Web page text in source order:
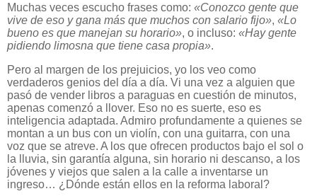
Muchas veces escucho frases como: «Conozco gente que
vive de eso y gana más que muchos con salario fijo», «Lo
bueno es que manejan su horario», o incluso: «Hay gente
pidiendo limosna que tiene casa propia».
Pero al margen de los prejuicios, yo los veo como
verdaderos genios del día a día. Vi una vez a alguien que
pasó de vender libros a paraguas en cuestión de minutos,
apenas comenzó a llover. Eso no es suerte, eso es
inteligencia adaptada. Admiro profundamente a quienes se
montan a un bus con un violín, con una guitarra, con una
voz que se atreve. A los que ofrecen productos bajo el sol o
la lluvia, sin garantía alguna, sin horario ni descanso, a los
jóvenes y viejos que salen a la calle a inventarse un
ingreso… ¿Dónde están ellos en la reforma laboral?